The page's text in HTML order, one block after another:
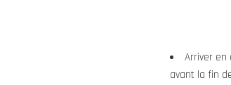
Arriver en
avant la fin